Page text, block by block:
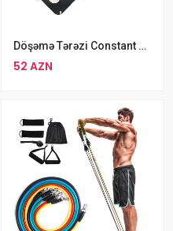
Döşəmə Tərəzi Constant Döşəmə Tərəzis
52 AZN